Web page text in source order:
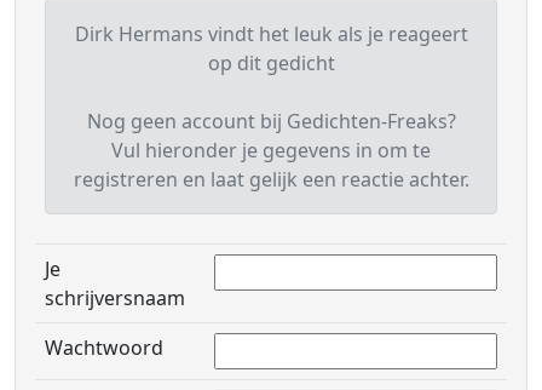
Dirk Hermans vindt het leuk als je reageert
op dit gedicht
Nog geen account bij Gedichten-Freaks?
Vul hieronder je gegevens in om te
registreren en laat gelijk een reactie achter.
Je
schrijversnaam
Wachtwoord